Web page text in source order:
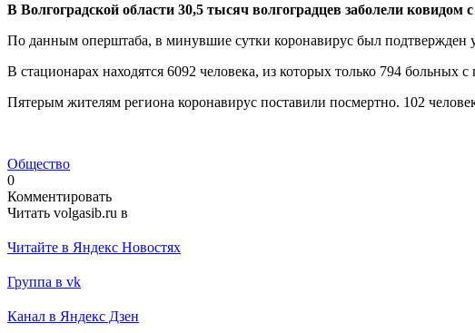
В Волгоградской области 30,5 тысяч волгоградцев заболели ковидом
По данным оперштаба, в минувшие сутки коронавирус был подтвержден
В стационарах находятся 6092 человека, из которых только 794
Пятерым жителям региона коронавирус поставили посмертно. 102
Общество
0
Комментировать
Читать volgasib.ru в
Читайте в Яндекс Новостях
Группа в vk
Канал в Яндекс Дзен